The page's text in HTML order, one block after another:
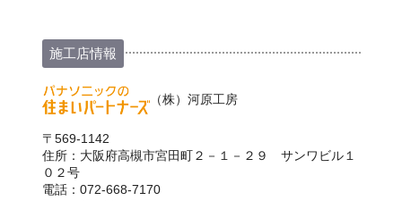
施工店情報
（株）河原工房
〒569-1142
住所：大阪府高槻市宮田町２－１－２９ サンワビル１
０２号
電話：072-668-7170